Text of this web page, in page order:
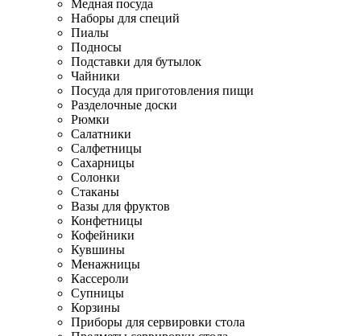
Медная посуда
Наборы для специй
Пиалы
Подносы
Подставки для бутылок
Чайники
Посуда для приготовления пищи
Разделочные доски
Рюмки
Салатники
Салфетницы
Сахарницы
Солонки
Стаканы
Вазы для фруктов
Конфетницы
Кофейники
Кувшины
Менажницы
Кассероли
Супницы
Корзины
Приборы для сервировки стола